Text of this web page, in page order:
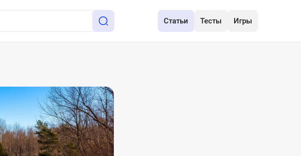
Статьи Тесты Игры